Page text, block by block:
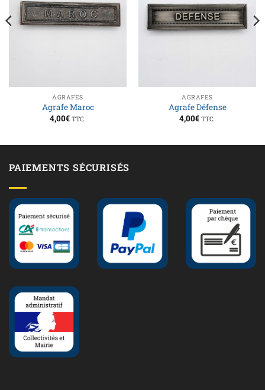
AGRAFES
Agrafe Maroc
4,00€ TTC
AGRAFES
Agrafe Défense
4,00€ TTC
PAIEMENTS SÉCURISÉS